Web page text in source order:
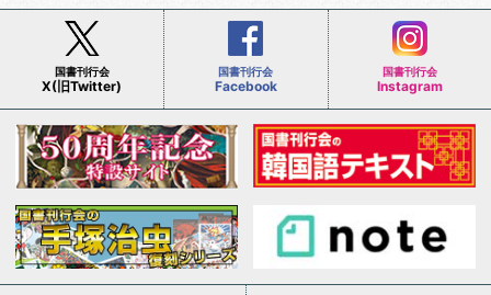
国書刊行会
X(旧Twitter)
国書刊行会
Facebook
国書刊行会
Instagram